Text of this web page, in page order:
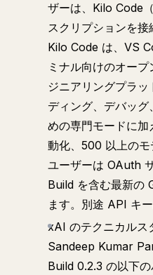
ザーは、Kilo Code
スクリプションを接
Kilo Code は、VS
ミナル向けのオー
ジニアリングプラ
ディング、デバッ
めの専門モードに加
動化、500 以上のモ
ユーザーは OAuth
Build を含む最新の
ます。別途 API キ
xAI のテクニカルス
Sandeep Kumar
Build 0.2.3 の以下の